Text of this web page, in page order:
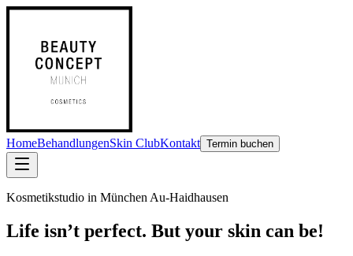
HomeBehandlungenSkin ClubKontakt Termin buchen
Kosmetikstudio in München Au-Haidhausen
Life isn’t perfect. But your skin can be!